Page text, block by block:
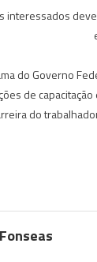
interessados
do Governo
de
do
Fonseas